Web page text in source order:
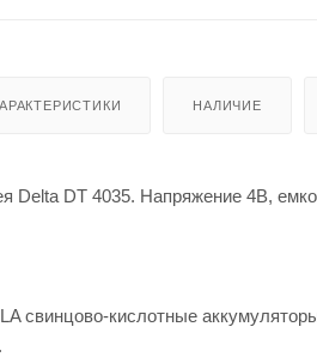
НАЛИЧИЕ
Delta DT 4035. Напряжение 4В,
свинцово-кислотные